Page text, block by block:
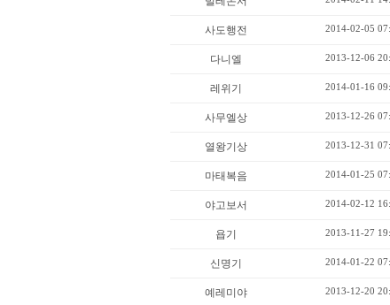
사도행전 2014-02-05
다니엘 2013-12-06
레위기 2014-01-16
사무엘상 2013-12-26
열왕기상 2013-12-31
마태복음 2014-01-25
야고보서 2014-02-12
욥기 2013-11-27
신명기 2014-01-22
예레미야 2013-12-20